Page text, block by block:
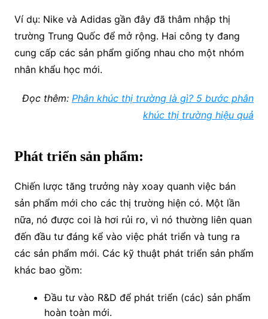
Ví dụ: Nike và Adidas gần đây đã thâm nhập thị
trường Trung Quốc để mở rộng. Hai công ty đang
cung cấp các sản phẩm giống nhau cho một nhóm
nhân khẩu học mới.
Đọc thêm: Phân khúc thị trường là gì? 5 bước phân
khúc thị trường hiệu quả
Phát triển sản phẩm:
Chiến lược tăng trưởng này xoay quanh việc bán
sản phẩm mới cho các thị trường hiện có. Một lần
nữa, nó được coi là hơi rủi ro, vì nó thường liên quan
đến đầu tư đáng kể vào việc phát triển và tung ra
các sản phẩm mới. Các kỹ thuật phát triển sản phẩm
khác bao gồm:
Đầu tư vào R&D để phát triển (các) sản phẩm
hoàn toàn mới.